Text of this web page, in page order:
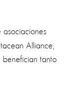
asociaciones
Alliance,
benefician tanto